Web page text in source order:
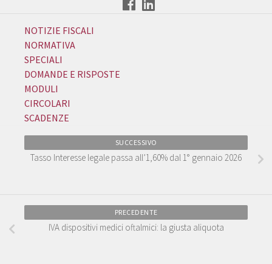
NOTIZIE FISCALI
NORMATIVA
SPECIALI
DOMANDE E RISPOSTE
MODULI
CIRCOLARI
SCADENZE
SUCCESSIVO
Tasso Interesse legale passa all’1,60% dal 1° gennaio 2026
PRECEDENTE
IVA dispositivi medici oftalmici: la giusta aliquota